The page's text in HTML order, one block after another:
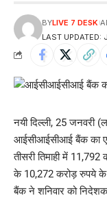
LAST UPDATED:
BYLIVE 7 DESK
नयी दिल्ली, 25 जनवरी
आईसीआईसीआई बैंक का
तीसरी तिमाही में 11,792
के 10,272 करोड़ रुपये के
बैंक ने शनिवार को